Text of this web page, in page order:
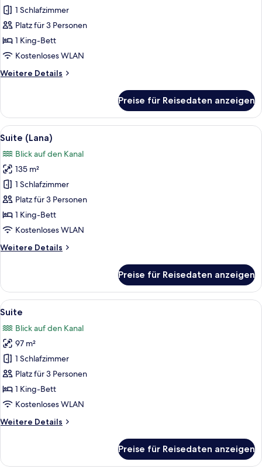
(Marina)
anzeigen
1 Schlafzimmer
Platz für 3 Personen
1 King-Bett
Kostenloses WLAN
Weitere Details
Weitere
(Marina)
Preise für Reisedaten anzeigen
Alle
Fotos
für
Suite
(Lana)
anzeigen
Ein Hotelzimmer mit einem großen
12
Suite (Lana)
Blick auf den Kanal
135 m²
1 Schlafzimmer
Platz für 3 Personen
1 King-Bett
Kostenloses WLAN
Weitere Details
Weitere
(Lana)
Preise für Reisedaten anzeigen
Alle
Fotos
für
Suite
anzeigen
Ein modernes Wohnzimmer mit
14
Suite
Blick auf den Kanal
97 m²
1 Schlafzimmer
Platz für 3 Personen
1 King-Bett
Kostenloses WLAN
Weitere Details
Weitere
Preise für Reisedaten anzeigen